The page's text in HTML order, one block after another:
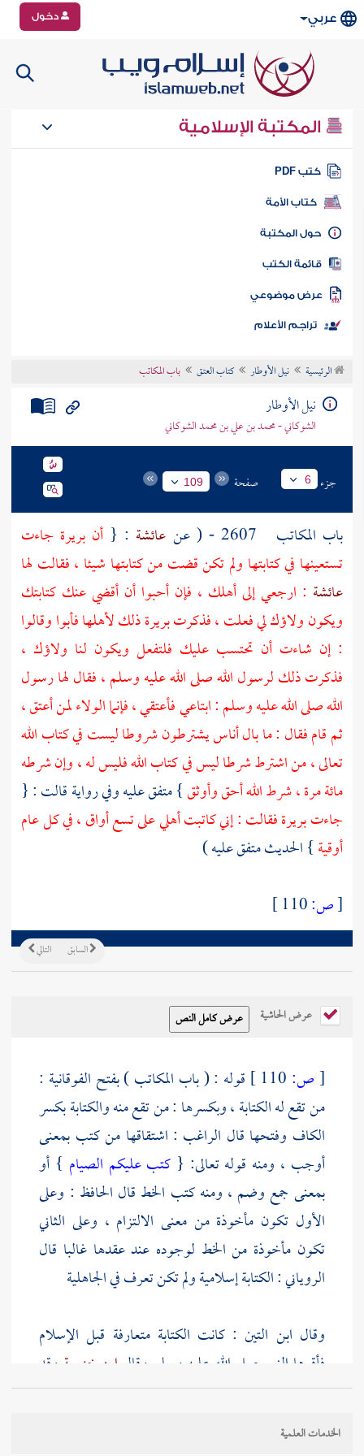
عربي دخول
المكتبة الإسلامية
كتب PDF
كتاب الأمة
المكتبة
الكتب
موضوعي
تراجم الأعلام
الرئيسية نيل الأوطار كتاب العتق باب المكاتب
نيل الأوطار
الشوكاني - محمد بن علي بن محمد الشوكاني
جزء 6 صفحة 109
باب المكاتب عائشة : { أن بريرة جاءت
تستعينها في كتابتها ولم تكن قضت من كتابتها شيئا ، فقالت لها
عائشة : ارجعي إلى أهلك ، فإن أحبوا أن أقضي عنك كتابتك
ويكون ولاؤك لي فعلت ، فذكرتبريرةذلك لأهلها فأبوا وقالوا
: إن شاءت أن تحتسب عليك فلتفعل ويكون لنا ولاؤك ،
فذكرت ذلك لرسول الله صلى الله عليه وسلم ، فقال لها رسول
الله صلى الله عليه وسلم : ابتاعي فأعتقي ، فإنما الولاء لمن أعتق ،
ثم قام فقال : ما بال أناس يشترطون شروطا ليست في كتاب الله
تعالى ، من اشترط شرطا ليس في كتاب الله فليس له ، وإن شرطه
مائة مرة ، شرط الله أحق وأوثق} متفق عليه وفي رواية قالت : {
جاءتبريرةفقالت : إني كاتبت أهلي على تسع أواق ، في كل عام
أوقية} الحديث متفق عليه )
[ص:
التالي السابق
عرض الحاشية
[ص:
قوله : ( باب المكاتب ) بفتح الفوقانية :
من تقع له الكتابة ، وبكسرها : من تقع منه والكتابة بكسر
الكاف وفتحها قال الراغب : اشتقاقها من كتب بمعنى
أوجب ، ومنه قوله تعالى: { كتب عليكم الصيام } أو
بمعنى جمع وضم ، ومنه كتب الخط قال الحافظ : وعلى
الأول تكون مأخوذة من معنى الالتزام ، وعلى الثاني
تكون مأخوذة من الخط لوجوده عند عقدها غالبا قال
الروياني: الكتابة إسلامية ولم تكن تعرف في الجاهلية
وقال ابن التين : كانت الكتابة متعارفة قبل الإسلام
فأقرها النبي صلى الله عليه وسلم وقال ابن خزيمة وقد
كانوا يكاتبون في الجاهليةبالمدينةقوله : ( أنبريرة) قد
تقدم ضبط هذا الاسم وبيان اشتقاقه في باب من اشترى
عبدا بشرط أن يعتقه من كتاب البيع ، وتقدم أيضا طرفالخدمات العلمية